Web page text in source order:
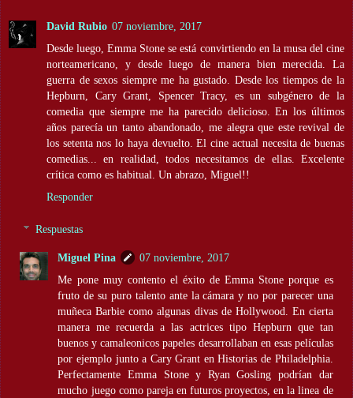
David Rubio 07 noviembre, 2017
Desde luego, Emma Stone se está convirtiendo en la musa del cine
norteamericano, y desde luego de manera bien merecida. La
guerra de sexos siempre me ha gustado. Desde los tiempos de la
Hepburn, Cary Grant, Spencer Tracy, es un subgénero de la
comedia que siempre me ha parecido delicioso. En los últimos
años parecía un tanto abandonado, me alegra que este revival de
los setenta nos lo haya devuelto. El cine actual necesita de buenas
comedias... en realidad, todos necesitamos de ellas. Excelente
crítica como es habitual. Un abrazo, Miguel!!
Responder
Respuestas
Miguel Pina
07 noviembre, 2017
Me pone muy contento el éxito de Emma Stone porque es
fruto de su puro talento ante la cámara y no por parecer una
muñeca Barbie como algunas divas de Hollywood. En cierta
manera me recuerda a las actrices tipo Hepburn que tan
buenos y camaleonicos papeles desarrollaban en esas películas
por ejemplo junto a Cary Grant en Historias de Philadelphia.
Perfectamente Emma Stone y Ryan Gosling podrían dar
mucho juego como pareja en futuros proyectos, en la linea de